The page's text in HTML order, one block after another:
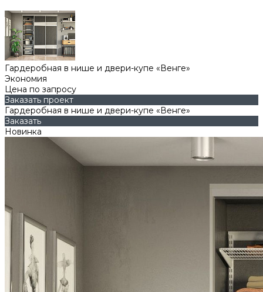
Гардеробная в нише и двери-купе «Венге»
Экономия
Цена по запросу
Заказать проект
Гардеробная в нише и двери-купе «Венге»
Заказать
Новинка